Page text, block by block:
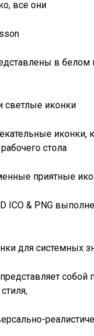
все они
в белом
светлые иконки
иконки,
стола
приятные
ICO & PNG
для системных
собой